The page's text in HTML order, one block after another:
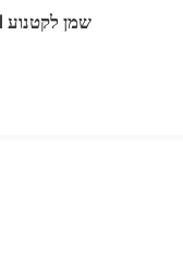
שמן לקטנוע 1 ליטר